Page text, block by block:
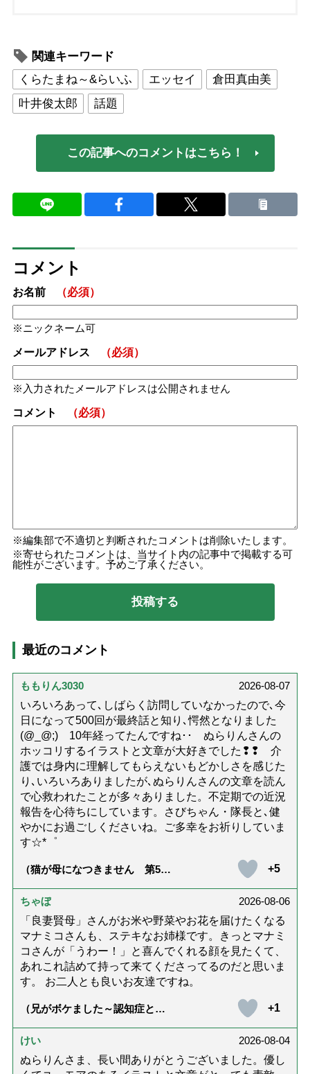
関連キーワード
くらたまね～&らいふ
エッセイ
倉田真由美
叶井俊太郎
話題
この記事へのコメントはこちら！
コメント
お名前 （必須）
ニックネーム可
メールアドレス （必須）
入力されたメールアドレスは公開されません
コメント （必須）
編集部で不適切と判断されたコメントは削除いたします。
寄せられたコメントは、当サイト内の記事中で掲載する可
能性がございます。予めご了承ください。
最近のコメント
ももりん3030
2026-08-07
いろいろあって､しばらく訪問していなかったので､今
日になって500回が最終話と知り､愕然となりました
(@_@;) 10年経ってたんですね･･ ぬらりんさんの
ホッコリするイラストと文章が大好きでした❢❢ 介
護では身内に理解してもらえないもどかしさを感じた
り､いろいろありましたが､ぬらりんさんの文章を読ん
で心救われたことが多々ありました。不定期での近況
報告を心待ちにしています。さびちゃん・隊長と､健
やかにお過ごしくださいね。ご多幸をお祈りしていま
す☆*゜
（猫が母になつきません 第500
+5
ちゃぼ
2026-08-06
「良妻賢母」さんがお米や野菜やお花を届けたくなる
マナミコさんも、ステキなお姉様です。きっとマナミ
コさんが「うわー！」と喜んでくれる顔を見たくて、
あれこれ詰めて持って来てくださってるのだと思いま
す。 お二人とも良いお友達ですね。
（兄がボケました～認知症と介
達』が届きました」）
+1
けい
2026-08-04
ぬらりんさま、長い間ありがとうございました。優し